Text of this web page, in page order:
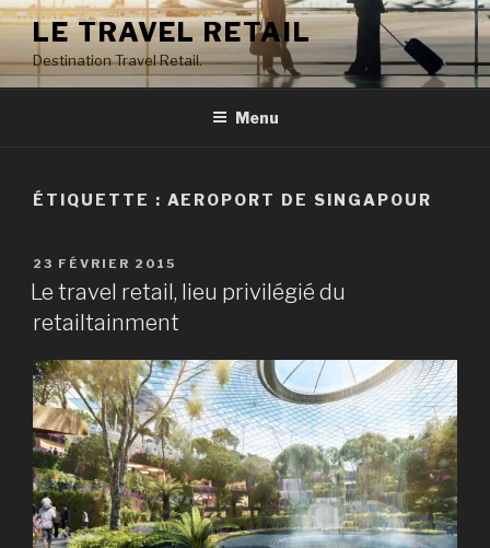
Aller
contenu
principal
LE TRAVEL RETAIL
Destination Travel Retail.
Menu
ÉTIQUETTE : AEROPORT DE SINGAPOUR
PUBLIÉ
LE
23 FÉVRIER 2015
Le travel retail, lieu privilégié du
retailtainment